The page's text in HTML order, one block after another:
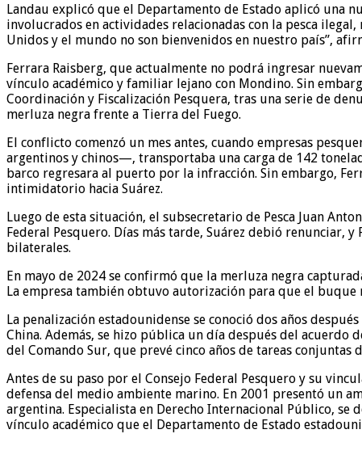
Landau explicó que el Departamento de Estado aplicó una
involucrados en actividades relacionadas con la pesca
Unidos y el mundo no son bienvenidos en nuestro país”,
Ferrara Raisberg, que actualmente no podrá ingresar
vínculo académico y familiar lejano con Mondino. Sin
Coordinación y Fiscalización Pesquera, tras una serie de
merluza negra frente a Tierra del Fuego.
El conflicto comenzó un mes antes, cuando empresas
argentinos y chinos—, transportaba una carga de 142
barco regresara al puerto por la infracción. Sin embargo,
intimidatorio hacia Suárez.
Luego de esta situación, el subsecretario de Pesca Juan
Federal Pesquero. Días más tarde, Suárez debió renunciar,
bilaterales.
En mayo de 2024 se confirmó que la merluza negra
La empresa también obtuvo autorización para que el buque
La penalización estadounidense se conoció dos años
China. Además, se hizo pública un día después del acuerdo
del Comando Sur, que prevé cinco años de tareas
Antes de su paso por el Consejo Federal Pesquero y su
defensa del medio ambiente marino. En 2001 presentó un
argentina. Especialista en Derecho Internacional Público,
vínculo académico que el Departamento de Estado